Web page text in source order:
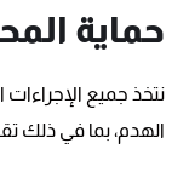
حماية
نتخذ جميع الإجراءات
الهدم، بما في ذلك